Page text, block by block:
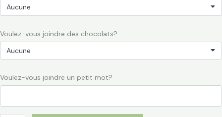
Voulez-vous joindre des chocolats?
Voulez-vous joindre un petit mot?